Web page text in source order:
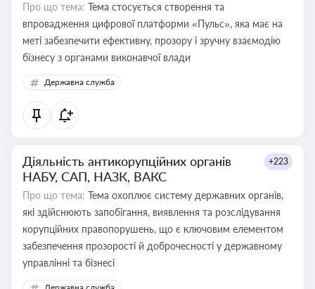
Про що тема: Тема стосується створення та
впровадження цифрової платформи «Пульс», яка має на
меті забезпечити ефективну, прозору і зручну взаємодію
бізнесу з органами виконавчої влади
Державна служба
Діяльність антикорупційних органів
НАБУ, САП, НАЗК, ВАКС
+223
Про що тема: Тема охоплює систему державних органів,
які здійснюють запобігання, виявлення та розслідування
корупційних правопорушень, що є ключовим елементом
забезпечення прозорості й доброчесності у державному
управлінні та бізнесі